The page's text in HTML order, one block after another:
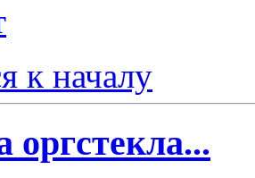
к началу
оргстекла...